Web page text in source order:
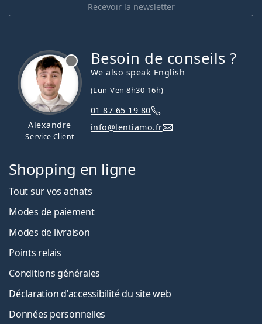
Recevoir la newsletter
Alexandre
Service Client
Besoin de conseils ?
We also speak English
(Lun-Ven 8h30-16h)
01 87 65 19 80
info@lentiamo.fr
Shopping en ligne
Tout sur vos achats
Modes de paiement
Modes de livraison
Points relais
Conditions générales
Déclaration d'accessibilité du site web
Données personnelles